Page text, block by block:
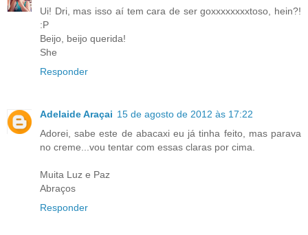
Ui! Dri, mas isso aí tem cara de ser goxxxxxxxxtoso, hein?!
:P
Beijo, beijo querida!
She
Responder
Adelaide Araçai 15 de agosto de 2012 às 17:22
Adorei, sabe este de abacaxi eu já tinha feito, mas parava
no creme...vou tentar com essas claras por cima.
Muita Luz e Paz
Abraços
Responder